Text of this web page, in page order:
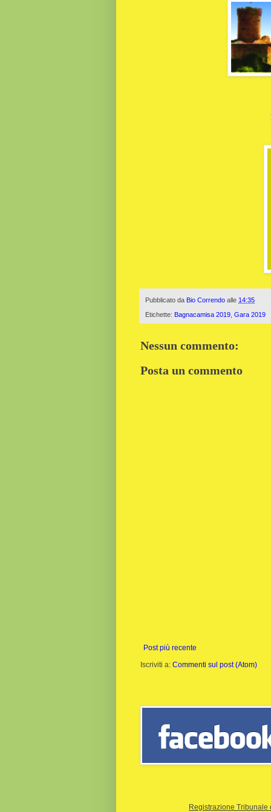
Pubblicato da Bio Correndo alle 14:35
Etichette: Bagnacamisa 2019 Gara 2019
Nessun commento:
Posta un commento
Post più recente
Iscriviti a: Commenti sul post (Atom)
Registrazione Tribunale